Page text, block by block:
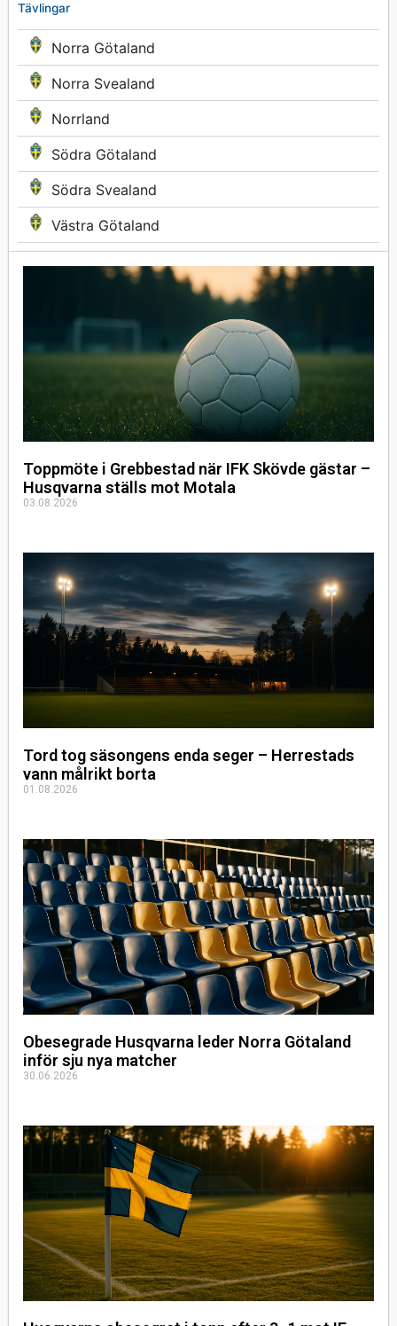
Tävlingar
Norra Götaland
Norra Svealand
Norrland
Södra Götaland
Södra Svealand
Västra Götaland
Toppmöte i Grebbestad när IFK Skövde gästar –
Husqvarna ställs mot Motala
03.08.2026
Tord tog säsongens enda seger – Herrestads
vann målrikt borta
01.08.2026
Obesegrade Husqvarna leder Norra Götaland
inför sju nya matcher
30.06.2026